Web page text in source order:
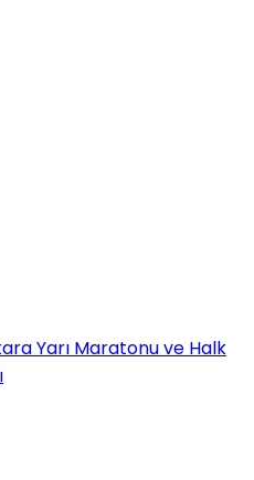
Yarı Maratonu ve Halk